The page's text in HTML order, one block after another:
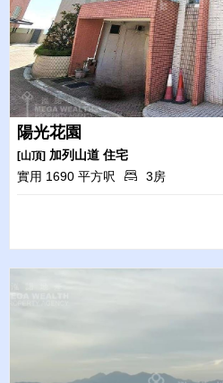
陽光花園
[山頂] 加列山道 住宅
實用 1690 平方呎
3房